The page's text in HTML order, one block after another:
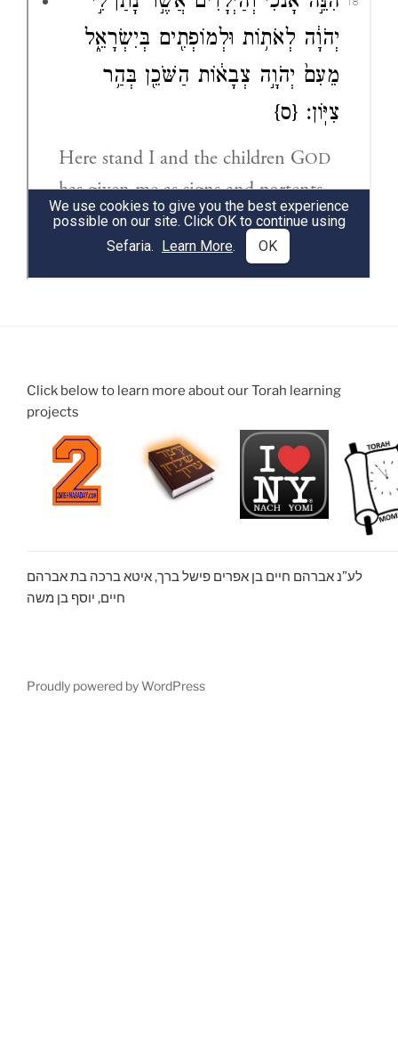
Click below to learn more about our Torah learning
projects
לע”נ אברהם חיים בן אפרים פישל ברך, איטא ברכה בת אברהם
חיים, יוסף בן משה
Proudly powered by WordPress